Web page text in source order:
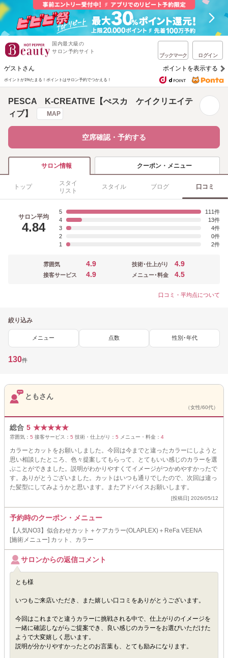
国内最大級の
サロン予約サイト
ブックマーク ログイン
ゲストさん ポイントを表示する
ポイントが1%たまる！ ポイントはサロン予約でつかえる！
PESCA K-CREATIVE【ぺスカ ケイクリエイテ
ィブ】
MAP
空席確認・予約する
サロン情報 クーポン・メニュー
トップ
スタイ
リスト
スタイル ブログ 口コミ
サロン平均
4.84
5
111
4
13
3
4
2
0
1
2
雰囲気 4.9
接客サービス 4.9
技術･仕上がり 4.9
メニュー･料金 4.5
口コミ・平均点について
絞り込み
メニュー 点数 性別･年代
130件
ともさん
（女性/60代）
総合 5 ★★★★★
雰囲気： 5 接客サービス： 5 技術・仕上がり： 5 メニュー・料金： 4
カラーとカットをお願いしました。今回は今までと違ったカラーにしようと
思い相談したところ、色々提案してもらって、とてもいい感じのカラーを選
ぶことができました。説明がわかりやすくてイメージがつかめやすかったで
す。ありがとうございました。カットはいつも通りでしたので、次回は違っ
た髪型にしてみようかと思います。またアドバイスお願いします。
[投稿日] 2026/05/12
予約時のクーポン・メニュー
【人気NO3】似合わせカット＋ケアカラー(OLAPLEX)＋ReFa VEENA
[施術メニュー] カット、カラー
サロンからの返信コメント
とも様
いつもご来店いただき、また嬉しい口コミをありがとうございます。
今回はこれまでと違うカラーに挑戦される中で、仕上がりのイメージを
一緒に確認しながらご提案でき、良い感じのカラーをお選びいただけた
ようで大変嬉しく思います。
説明が分かりやすかったとのお言葉も、とても励みになります。